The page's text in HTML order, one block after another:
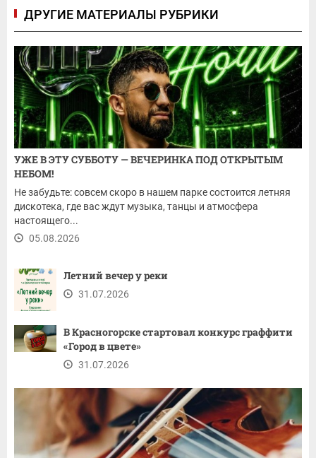
ДРУГИЕ МАТЕРИАЛЫ РУБРИКИ
УЖЕ В ЭТУ СУББОТУ — ВЕЧЕРИНКА ПОД ОТКРЫТЫМ
НЕБОМ!
Не забудьте: совсем скоро в нашем парке состоится летняя
дискотека, где вас ждут музыка, танцы и атмосфера
настоящего...
05.08.2026
Летний вечер у реки
31.07.2026
В Красногорске стартовал конкурс граффити
«Город в цвете»
31.07.2026